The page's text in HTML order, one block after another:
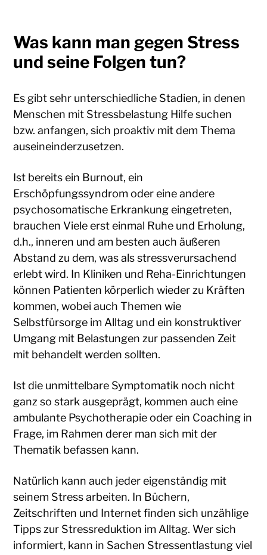
Was kann man gegen Stress
und seine Folgen tun?
Es gibt sehr unterschiedliche Stadien, in denen
Menschen mit Stressbelastung Hilfe suchen
bzw. anfangen, sich proaktiv mit dem Thema
auseineinderzusetzen.
Ist bereits ein Burnout, ein
Erschöpfungssyndrom oder eine andere
psychosomatische Erkrankung eingetreten,
brauchen Viele erst einmal Ruhe und Erholung,
d.h., inneren und am besten auch äußeren
Abstand zu dem, was als stressverursachend
erlebt wird. In Kliniken und Reha-Einrichtungen
können Patienten körperlich wieder zu Kräften
kommen, wobei auch Themen wie
Selbstfürsorge im Alltag und ein konstruktiver
Umgang mit Belastungen zur passenden Zeit
mit behandelt werden sollten.
Ist die unmittelbare Symptomatik noch nicht
ganz so stark ausgeprägt, kommen auch eine
ambulante Psychotherapie oder ein Coaching in
Frage, im Rahmen derer man sich mit der
Thematik befassen kann.
Natürlich kann auch jeder eigenständig mit
seinem Stress arbeiten. In Büchern,
Zeitschriften und Internet finden sich unzählige
Tipps zur Stressreduktion im Alltag. Wer sich
informiert, kann in Sachen Stressentlastung viel